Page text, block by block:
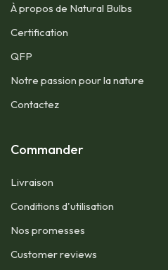
​À propos de Natural Bulbs
​Certification
​QFP​
Notre passion pour la nature
Contactez
​Commander
​Livraison
​Conditions d'utilisation​
​Nos promesses
​Customer reviews